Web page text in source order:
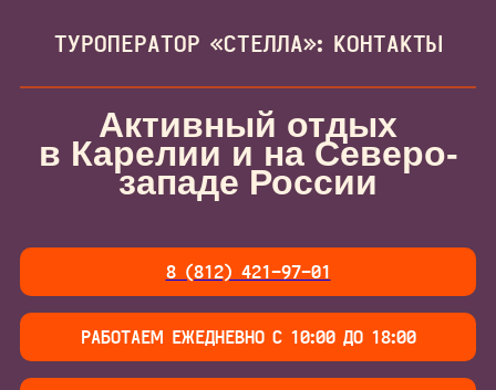
ТУРОПЕРАТОР «СТЕЛЛА»: КОНТАКТЫ
Активный отдых
в Карелии и на Северо-
западе России
8 (812) 421-97-01
РАБОТАЕМ ЕЖЕДНЕВНО С 10:00 ДО 18:00